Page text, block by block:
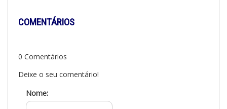
COMENTÁRIOS
0 Comentários
Deixe o seu comentário!
Nome: